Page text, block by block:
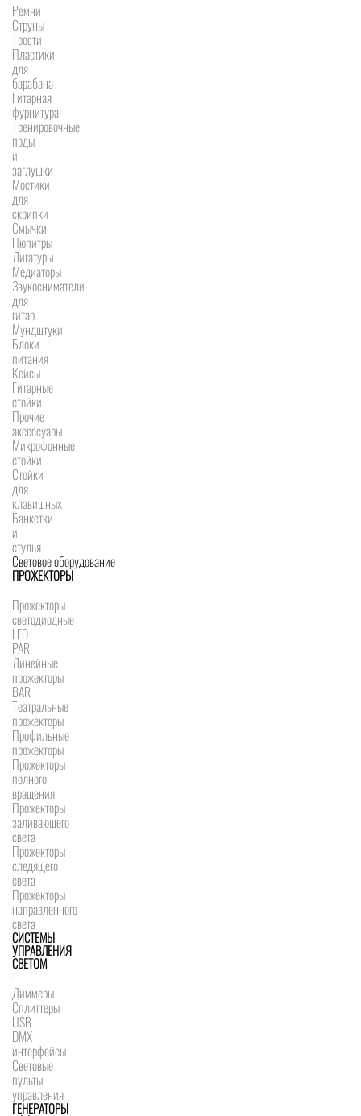
Ремни
Струны
Трости
Пластики
для
барабана
Гитарная
фурнитура
Тренировочные
пэды
и
заглушки
Мостики
для
скрипки
Смычки
Пюпитры
Лигатуры
Медиаторы
Звукосниматели
для
гитар
Мундштуки
Блоки
питания
Кейсы
Гитарные
стойки
Прочие
аксессуары
Микрофонные
стойки
Стойки
для
клавишных
Банкетки
и
стулья
Световое оборудование
ПРОЖЕКТОРЫ
Прожекторы
светодиодные
LED
PAR
Линейные
прожекторы
BAR
Театральные
прожекторы
Профильные
прожекторы
Прожекторы
полного
вращения
Прожекторы
заливающего
света
Прожекторы
следящего
света
Прожекторы
направленного
света
СИСТЕМЫ
УПРАВЛЕНИЯ
СВЕТОМ
Диммеры
Сплиттеры
USB-
DMX
интерфейсы
Световые
пульты
управления
ГЕНЕРАТОРЫ